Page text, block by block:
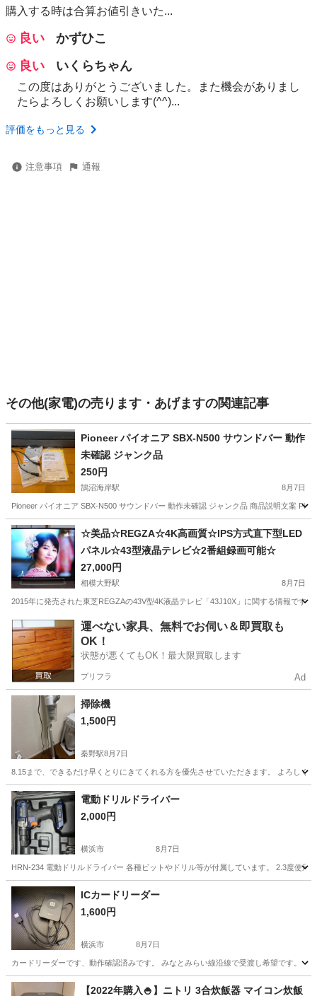
購入する時は合算お値引きいた...
良い
かずひこ
良い
いくらちゃん
この度はありがとうございました。また機会がありまし
たらよろしくお願いします(^^)...
評価をもっと見る
注意事項 通報
その他(家電)の売ります・あげますの関連記事
Pioneer パイオニア SBX-N500 サウンドバー 動作
未確認 ジャンク品
250円
鵠沼海岸駅 8月7日
Pioneer パイオニア SBX-N500 サウンドバー 動作未確認 ジャンク品 商品説明文案
神奈川 藤沢市 鵠沼海岸駅 オーディオ Pioneer
☆美品☆REGZA☆4K高画質☆IPS方式直下型LED
パネル☆43型液晶テレビ☆2番組録画可能☆
27,000円
相模大野駅 8月7日
2015年に発売された東芝REGZAの43V型4K液晶テレビ「43J10X」に関する情報です
神奈川 相模原市 相模大野駅 テレビ 4Kテレビ
運べない家具、無料でお伺い＆即買取も
OK！
状態が悪くてもOK！最大限買取します
プリフラ Ad
掃除機
1,500円
秦野駅8月7日
8.15まで、できるだけ早くとりにきてくれる方を優先させていただきます。 よろしく
神奈川 秦野市 秦野駅 生活家電
電動ドリルドライバー
2,000円
横浜市 8月7日
HRN-234 電動ドリルドライバー 各種ビットやドリル等が付属しています。 2.3度使用
神奈川 横浜市 その他
ICカードリーダー
1,600円
横浜市 8月7日
カードリーダーです、動作確認済みです。 みなとみらい線沿線で受渡し希望です。
神奈川 横浜市 その他
【2022年購入🍚】ニトリ 3合炊飯器 マイコン炊飯